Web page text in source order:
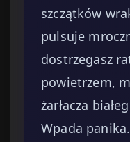
szczątków
pulsuje
dostrzegasz
powietrzem,
żarłacza
Wpada